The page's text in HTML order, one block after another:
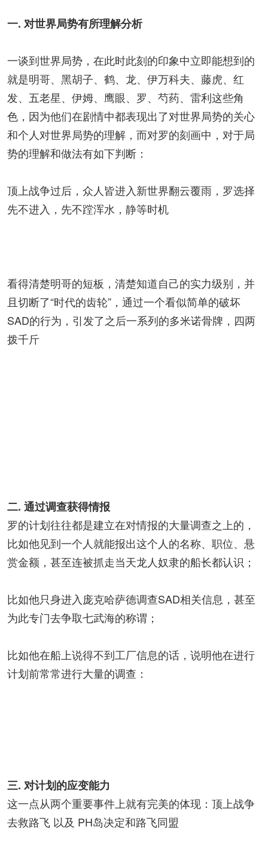
一. 对世界局势有所理解分析
一谈到世界局势，在此时此刻的印象中立即能想到的
就是明哥、黑胡子、鹤、龙、伊万科夫、藤虎、红
发、五老星、伊姆、鹰眼、罗、芍药、雷利这些角
色，因为他们在剧情中都表现出了对世界局势的关心
和个人对世界局势的理解，而对罗的刻画中，对于局
势的理解和做法有如下判断：
顶上战争过后，众人皆进入新世界翻云覆雨，罗选择
先不进入，先不蹚浑水，静等时机
看得清楚明哥的短板，清楚知道自己的实力级别，并
且切断了“时代的齿轮”，通过一个看似简单的破坏
SAD的行为，引发了之后一系列的多米诺骨牌，四两
拨千斤
二. 通过调查获得情报
罗的计划往往都是建立在对情报的大量调查之上的，
比如他见到一个人就能报出这个人的名称、职位、悬
赏金额，甚至连被抓走当天龙人奴隶的船长都认识；
比如他只身进入庞克哈萨德调查SAD相关信息，甚至
为此专门去争取七武海的称谓；
比如他在船上说得不到工厂信息的话，说明他在进行
计划前常常进行大量的调查：
三. 对计划的应变能力
这一点从两个重要事件上就有完美的体现：顶上战争
去救路飞 以及 PH岛决定和路飞同盟